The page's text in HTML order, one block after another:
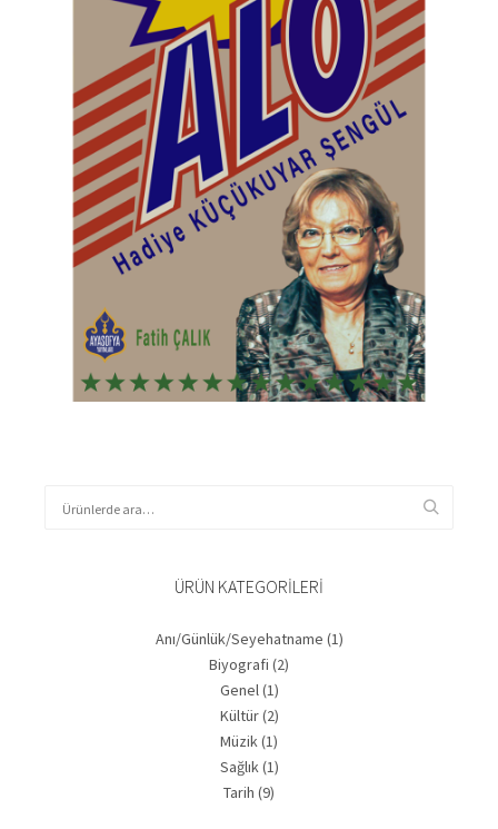
5.00
₺480,00 ₺340,00
ÜRÜN KATEGORILERI
Anı/Günlük/Seyehatname (1)
Biyografi (2)
Genel(1)
Kültür(2)
Müzik(1)
Sağlık(1)
Tarih (9)